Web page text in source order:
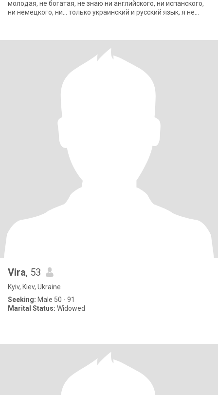
молодая, не богатая, не знаю ни английского, ни испанского,
ни немецкого, ни… только украинский и русский язык, я не
Vira, 53
Kyiv, Kiev, Ukraine
Seeking: Male 50 - 91
Marital Status: Widowed